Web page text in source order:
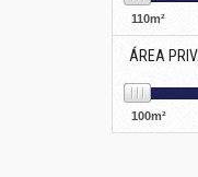
110m²
ÁREA
100m²